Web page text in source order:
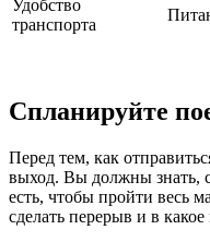
Удобство
транспорта
Спланируйте
Перед тем, как
выход. Вы должны знать,
есть, чтобы пройти весь
сделать перерыв и в